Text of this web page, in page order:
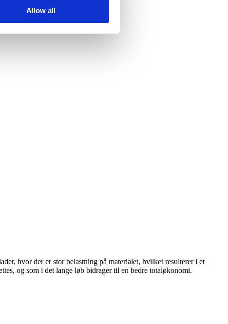
Allow all
hvor der er stor belastning på materialet, hvilket resulterer i et
og som i det lange løb bidrager til en bedre totaløkonomi.